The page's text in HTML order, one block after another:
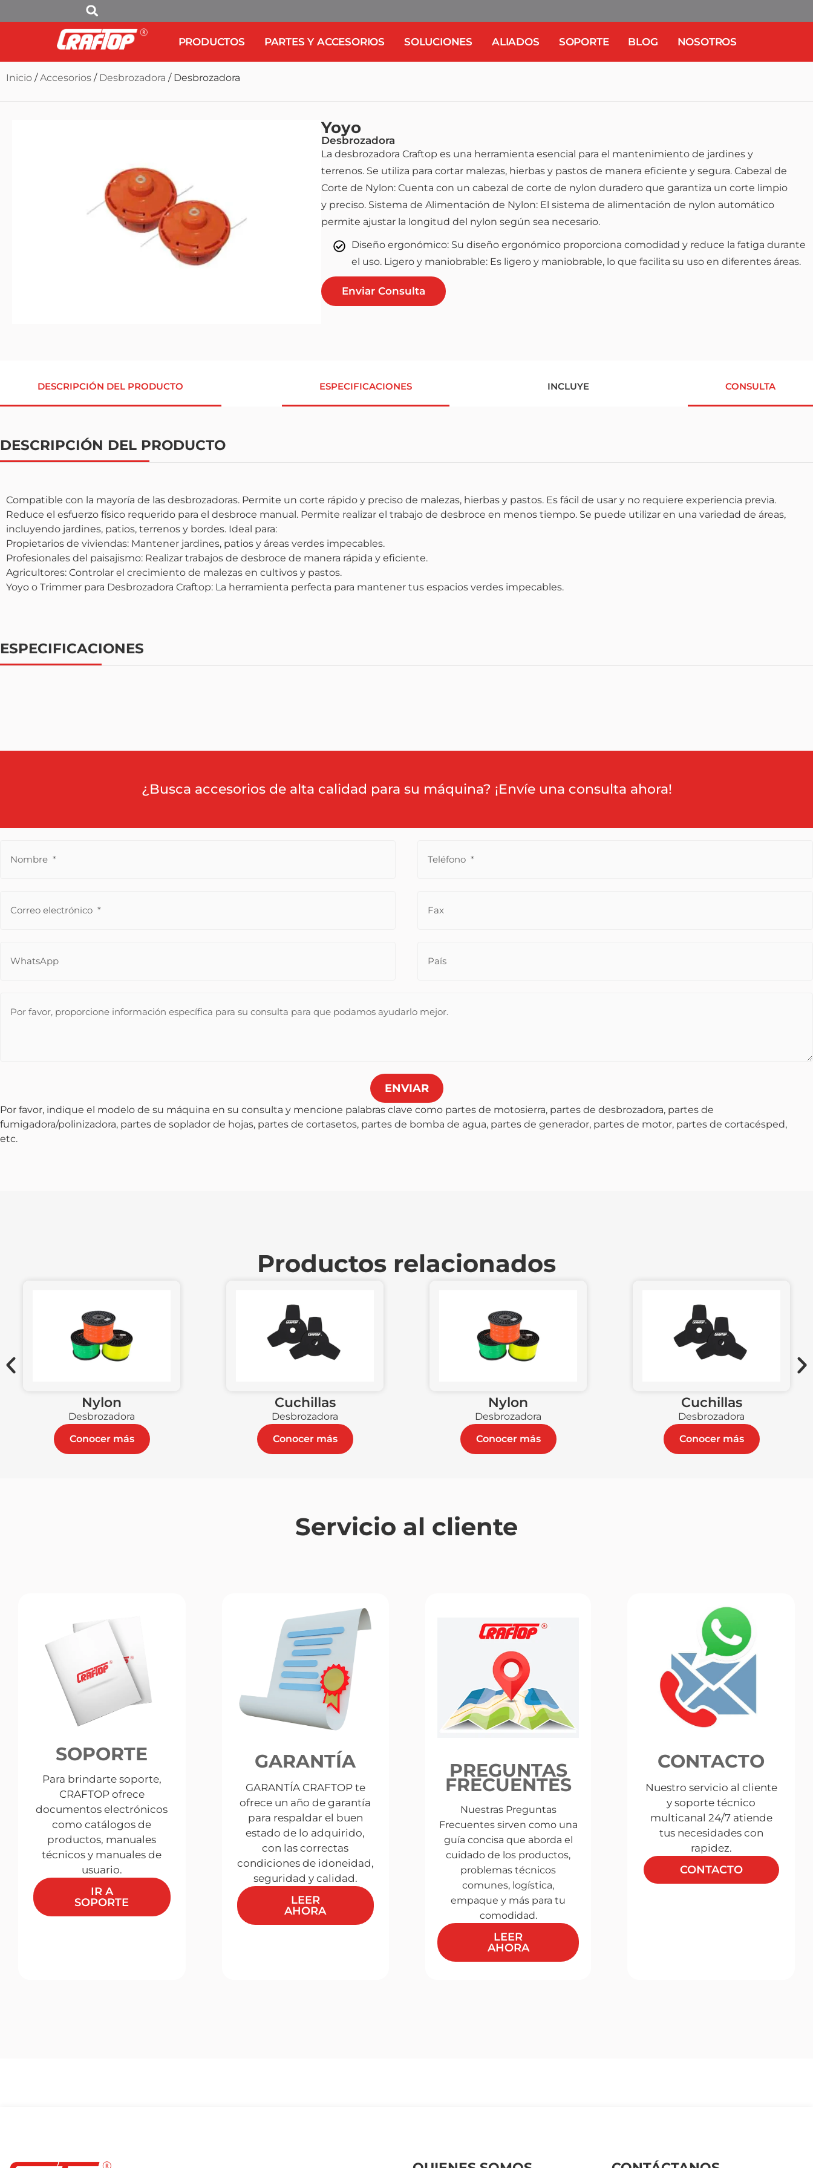
PRODUCTOS PARTES Y ACCESORIOS SOLUCIONES ALIADOS SOPORTE BLOG NOSOTROS
Inicio /Accesorios / Desbrozadora / Desbrozadora
Yoyo
Desbrozadora
La desbrozadora Craftop es una herramienta esencial para el mantenimiento de jardines y
terrenos. Se utiliza para cortar malezas, hierbas y pastos de manera eficiente y segura. Cabezal de
Corte de Nylon: Cuenta con un cabezal de corte de nylon duradero que garantiza un corte limpio
y preciso. Sistema de Alimentación de Nylon: El sistema de alimentación de nylon automático
permite ajustar la longitud del nylon según sea necesario.
Diseño ergonómico: Su diseño ergonómico proporciona comodidad y reduce la fatiga durante
el uso. Ligero y maniobrable: Es ligero y maniobrable, lo que facilita su uso en diferentes áreas.
Enviar Consulta
DESCRIPCIÓN DEL PRODUCTO ESPECIFICACIONES INCLUYE CONSULTA
DESCRIPCIÓN DEL PRODUCTO
Compatible con la mayoría de las desbrozadoras. Permite un corte rápido y preciso de malezas, hierbas y pastos. Es fácil de usar y no requiere experiencia previa.
Reduce el esfuerzo físico requerido para el desbroce manual. Permite realizar el trabajo de desbroce en menos tiempo. Se puede utilizar en una variedad de áreas,
incluyendo jardines, patios, terrenos y bordes. Ideal para:
Propietarios de viviendas: Mantener jardines, patios y áreas verdes impecables.
Profesionales del paisajismo: Realizar trabajos de desbroce de manera rápida y eficiente.
Agricultores: Controlar el crecimiento de malezas en cultivos y pastos.
Yoyo o Trimmer para Desbrozadora Craftop: La herramienta perfecta para mantener tus espacios verdes impecables.
ESPECIFICACIONES
¿Busca accesorios de alta calidad para su máquina? ¡Envíe una consulta ahora!
ENVIAR
Por favor, indique el modelo de su máquina en su consulta y mencione palabras clave como partes de motosierra, partes de desbrozadora, partes de
fumigadora/polinizadora, partes de soplador de hojas, partes de cortasetos, partes de bomba de agua, partes de generador, partes de motor, partes de cortacésped,
etc.
Productos relacionados
Nylon
Desbrozadora
Conocer más
Cuchillas
Desbrozadora
Conocer más
Nylon
Desbrozadora
Conocer más
Cuchillas
Desbrozadora
Conocer más
Servicio al cliente
SOPORTE
Para brindarte soporte,
CRAFTOP ofrece
documentos electrónicos
como catálogos de
productos, manuales
técnicos y manuales de
usuario.
IR A
SOPORTE
GARANTÍA
GARANTÍA CRAFTOP te
ofrece un año de garantía
para respaldar el buen
estado de lo adquirido,
con las correctas
condiciones de idoneidad,
seguridad y calidad.
LEER
AHORA
PREGUNTAS
FRECUENTES
Nuestras Preguntas
Frecuentes sirven como una
guía concisa que aborda el
cuidado de los productos,
problemas técnicos
comunes, logística,
empaque y más para tu
comodidad.
LEER
AHORA
CONTACTO
Nuestro servicio al cliente
y soporte técnico
multicanal 24/7 atiende
tus necesidades con
rapidez.
CONTACTO